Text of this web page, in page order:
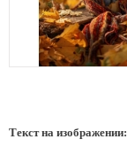
Текст на изображении: